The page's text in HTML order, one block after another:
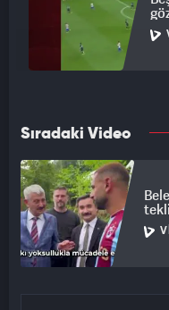
Sıradaki Video